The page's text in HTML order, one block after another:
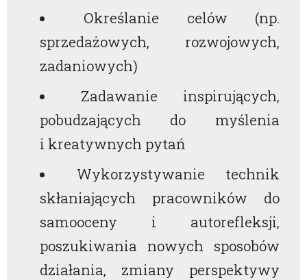
Określanie celów (np.
sprzedażowych, rozwojowych,
zadaniowych)
Zadawanie inspirujących,
pobudzających do myślenia
i kreatywnych pytań
Wykorzystywanie technik
skłaniających pracowników do
samooceny i autorefleksji,
poszukiwania nowych sposobów
działania, zmiany perspektywy